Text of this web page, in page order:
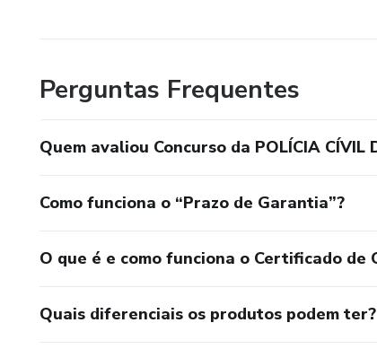
Chrome, Opera, Firefox,
Perguntas Frequentes
Quem avaliou Concurso da POLÍCIA
Como funciona o “Prazo de Garantia”?
O que é e como funciona o Certificado de
Quais diferenciais os produtos podem ter?